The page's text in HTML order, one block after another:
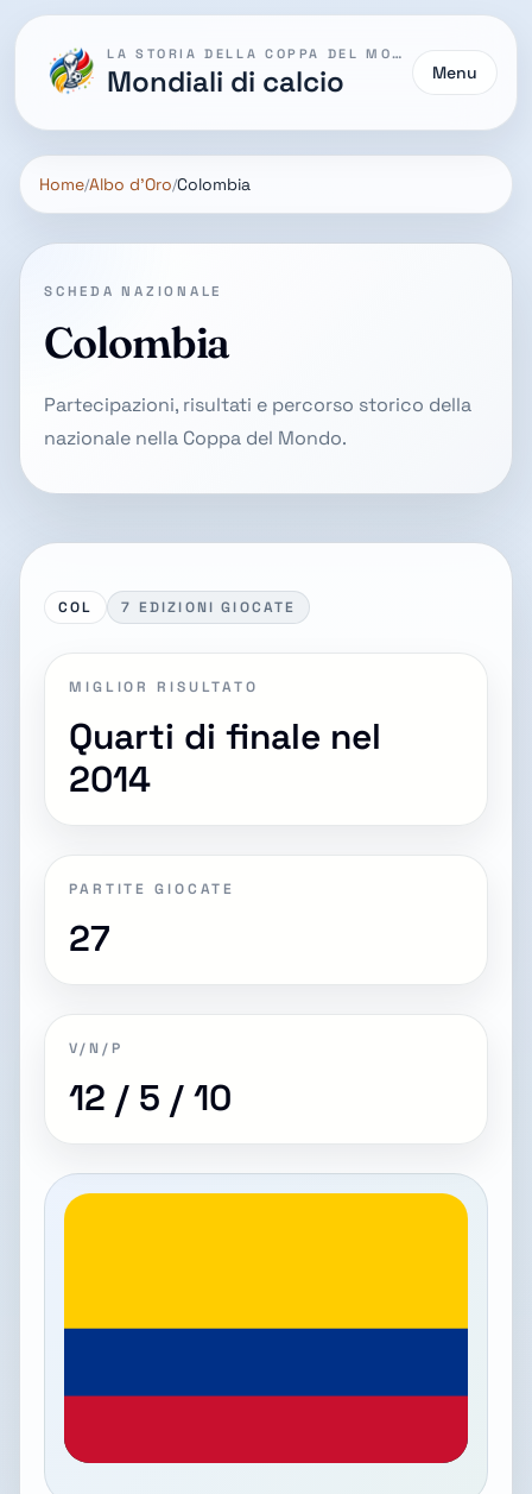
LA STORIA DELLA COPPA DEL MONDO
Mondiali di calcio Menu
Home Albo d'Oro Colombia
SCHEDA NAZIONALE
Colombia
Partecipazioni, risultati e percorso storico della
nazionale nella Coppa del Mondo.
COL 7 EDIZIONI GIOCATE
MIGLIOR RISULTATO
Quarti di finale nel
2014
PARTITE GIOCATE
27
V/N/P
12 / 5 / 10